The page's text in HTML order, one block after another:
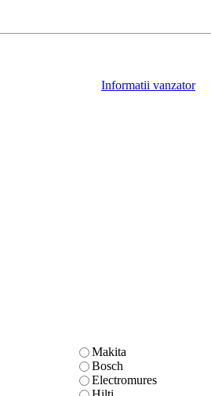
Informatii vanzator
Makita
Bosch
Electromures